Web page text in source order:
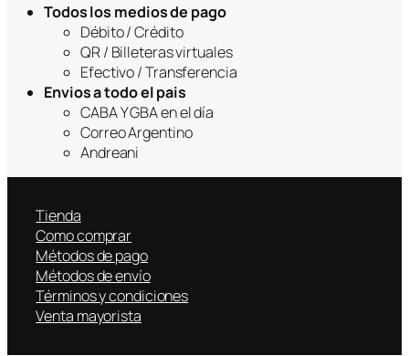
Todos los medios de pago
Débito / Crédito
QR / Billeteras virtuales
Efectivo / Transferencia
Envios a todo el pais
CABA Y GBA en el día
Correo Argentino
Andreani
Tienda
Como comprar
Métodos de pago
Métodos de envío
Términos y condiciones
Venta mayorista